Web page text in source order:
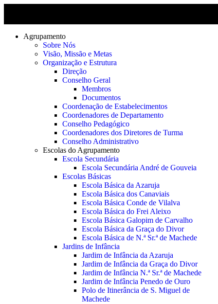
Agrupamento
Sobre Nós
Visão, Missão e Metas
Organização e Estrutura
Direção
Conselho Geral
Membros
Documentos
Coordenação de Estabelecimentos
Coordenadores de Departamento
Conselho Pedagógico
Coordenadores dos Diretores de Turma
Conselho Administrativo
Escolas do Agrupamento
Escola Secundária
Escola Secundária André de Gouveia
Escolas Básicas
Escola Básica da Azaruja
Escola Básica dos Canaviais
Escola Básica Conde de Vilalva
Escola Básica do Frei Aleixo
Escola Básica Galopim de Carvalho
Escola Básica da Graça do Divor
Escola Básica de N.ª Sr.ª de Machede
Jardins de Infância
Jardim de Infância da Azaruja
Jardim de Infância da Graça do Divor
Jardim de Infância N.ª Sr.ª de Machede
Jardim de Infância Penedo de Ouro
Polo de Itinerância de S. Miguel de
Machede